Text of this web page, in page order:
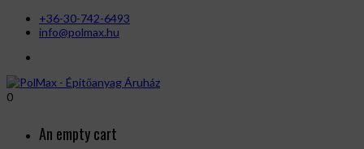
+36-30-742-6493
info@polmax.hu
0
An empty cart